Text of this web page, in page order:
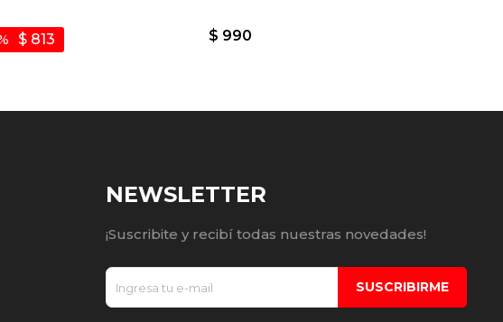
$ 813 $ 990
NEWSLETTER
¡Suscribite y recibí todas nuestras novedades!
SUSCRIBIRME